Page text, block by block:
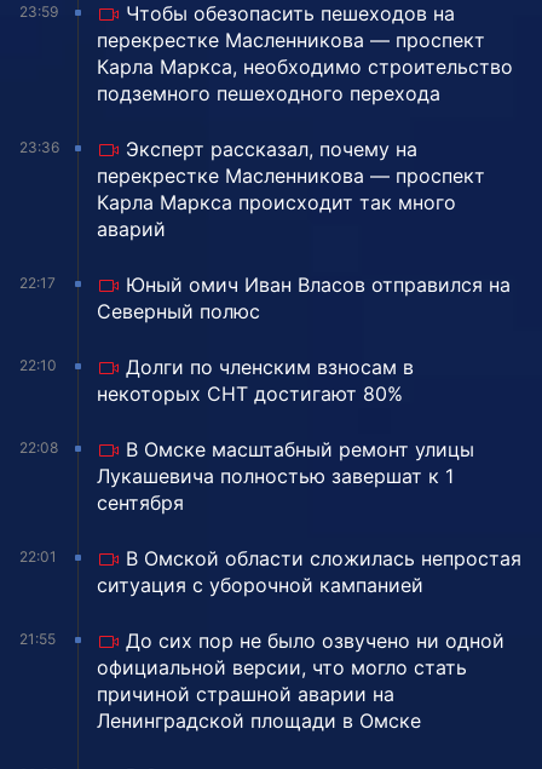
23:59
Чтобы обезопасить пешеходов на
перекрестке Масленникова — проспект
Карла Маркса, необходимо строительство
подземного пешеходного перехода
23:36
Эксперт рассказал, почему на
перекрестке Масленникова — проспект
Карла Маркса происходит так много
аварий
22:17
Юный омич Иван Власов отправился на
Северный полюс
22:10
Долги по членским взносам в
некоторых СНТ достигают 80%
22:08
В Омске масштабный ремонт улицы
Лукашевича полностью завершат к 1
сентября
22:01
В Омской области сложилась непростая
ситуация с уборочной кампанией
21:55
До сих пор не было озвучено ни одной
официальной версии, что могло стать
причиной страшной аварии на
Ленинградской площади в Омске